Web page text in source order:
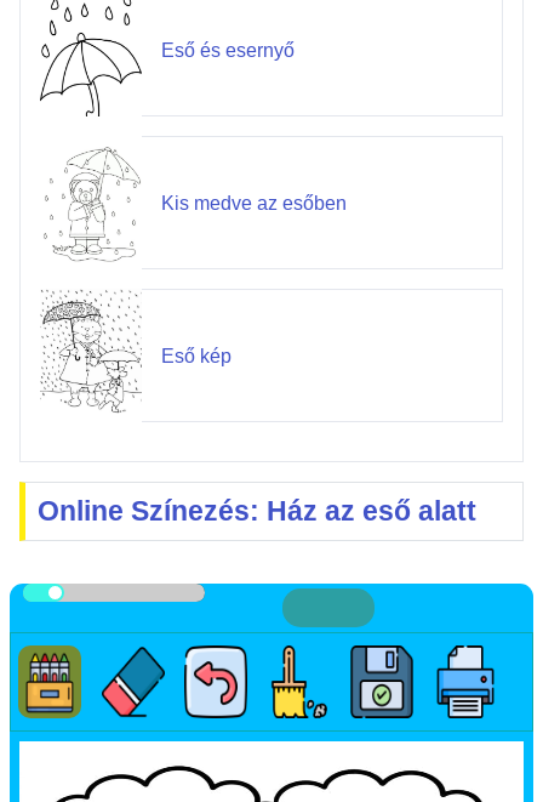
Eső és esernyő
Kis medve az esőben
Eső kép
Online Színezés: Ház az eső alatt